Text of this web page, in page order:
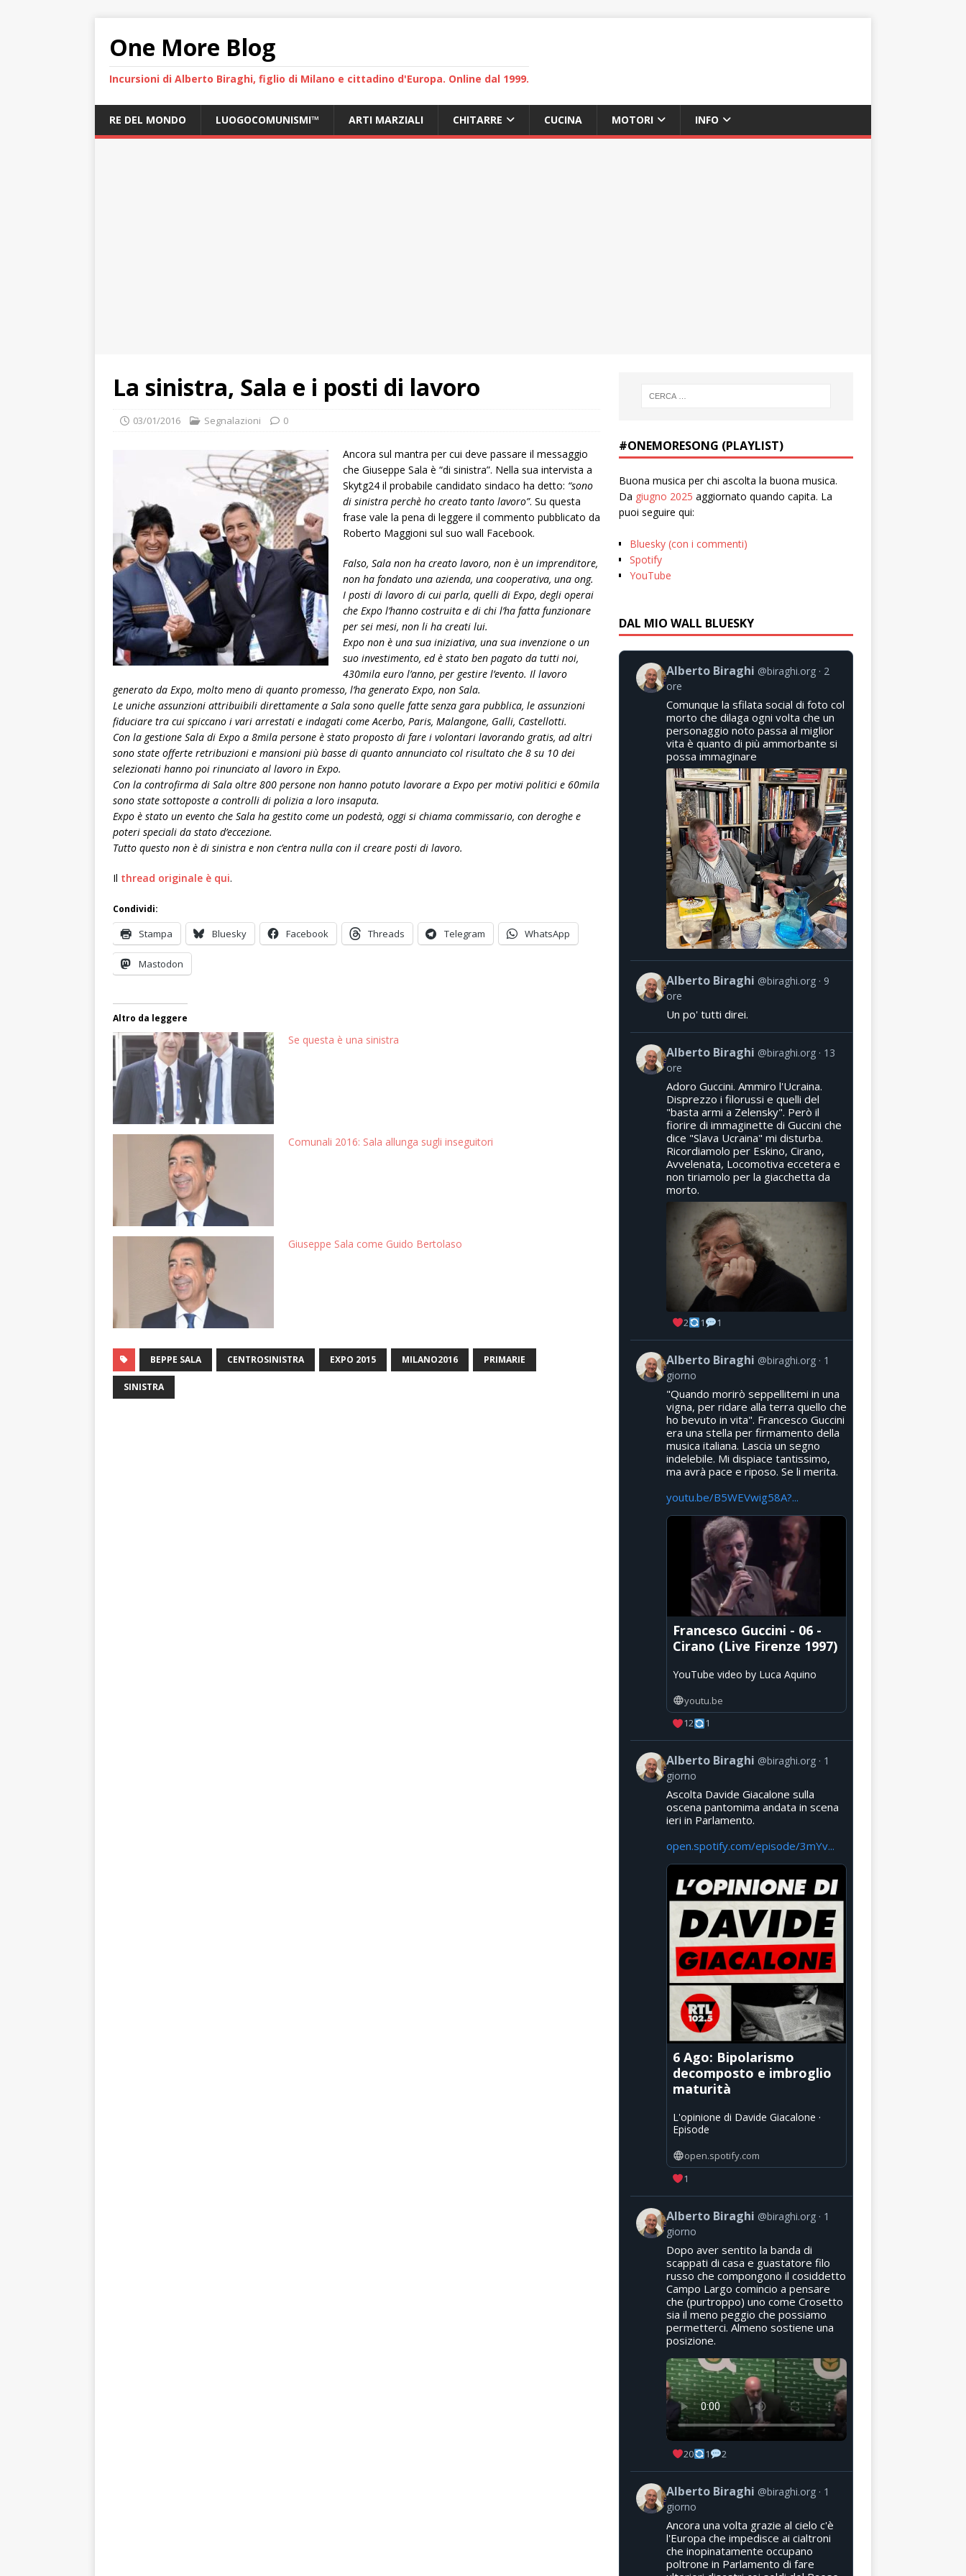
One More Blog
Incursioni di Alberto Biraghi, figlio di Milano e cittadino d'Europa. Online dal 1999.
RE DEL MONDO LUOGOCOMUNISMI™ ARTI MARZIALI CHITARRE CUCINA MOTORI INFO
La sinistra, Sala e i posti di lavoro
03/01/2016 Segnalazioni 0
Ancora sul mantra per cui deve passare il messaggio
che Giuseppe Sala è “di sinistra”. Nella sua intervista a
Skytg24 il probabile candidato sindaco ha detto: “sono
di sinistra perchè ho creato tanto lavoro”. Su questa
frase vale la pena di leggere il commento pubblicato da
Roberto Maggioni sul suo wall Facebook.
Falso, Sala non ha creato lavoro, non è un imprenditore,
non ha fondato una azienda, una cooperativa, una ong.
I posti di lavoro di cui parla, quelli di Expo, degli operai
che Expo l’hanno costruita e di chi l’ha fatta funzionare
per sei mesi, non li ha creati lui.
Expo non è una sua iniziativa, una sua invenzione o un
suo investimento, ed è stato ben pagato da tutti noi,
430mila euro l’anno, per gestire l’evento. Il lavoro
generato da Expo, molto meno di quanto promesso, l’ha generato Expo, non Sala.
Le uniche assunzioni attribuibili direttamente a Sala sono quelle fatte senza gara pubblica, le assunzioni
fiduciare tra cui spiccano i vari arrestati e indagati come Acerbo, Paris, Malangone, Galli, Castellotti.
Con la gestione Sala di Expo a 8mila persone è stato proposto di fare i volontari lavorando gratis, ad altri
sono state offerte retribuzioni e mansioni più basse di quanto annunciato col risultato che 8 su 10 dei
selezionati hanno poi rinunciato al lavoro in Expo.
Con la controfirma di Sala oltre 800 persone non hanno potuto lavorare a Expo per motivi politici e 60mila
sono state sottoposte a controlli di polizia a loro insaputa.
Expo è stato un evento che Sala ha gestito come un podestà, oggi si chiama commissario, con deroghe e
poteri speciali da stato d’eccezione.
Tutto questo non è di sinistra e non c’entra nulla con il creare posti di lavoro.
Il thread originale è qui.
Condividi:
Stampa Bluesky Facebook Threads Telegram WhatsApp
Mastodon
Altro da leggere
Se questa è una sinistra
Comunali 2016: Sala allunga sugli inseguitori
Giuseppe Sala come Guido Bertolaso
BEPPE SALA CENTROSINISTRA EXPO 2015 MILANO2016 PRIMARIE
SINISTRA
#ONEMORESONG (PLAYLIST)
Buona musica per chi ascolta la buona musica.
Da giugno 2025 aggiornato quando capita. La
puoi seguire qui:
Bluesky (con i commenti)
Spotify
YouTube
DAL MIO WALL BLUESKY
Alberto Biraghi @biraghi.org
2
ore
Comunque la sfilata social di foto col
morto che dilaga ogni volta che un
personaggio noto passa al miglior
vita è quanto di più ammorbante si
possa immaginare
Alberto Biraghi @biraghi.org
9
ore
Un po' tutti direi.
Alberto Biraghi @biraghi.org
13
ore
Adoro Guccini. Ammiro l'Ucraina.
Disprezzo i filorussi e quelli del
"basta armi a Zelensky". Però il
fiorire di immaginette di Guccini che
dice "Slava Ucraina" mi disturba.
Ricordiamolo per Eskino, Cirano,
Avvelenata, Locomotiva eccetera e
non tiriamolo per la giacchetta da
morto.
2 1 1
Alberto Biraghi @biraghi.org
1
giorno
"Quando morirò seppellitemi in una
vigna, per ridare alla terra quello che
ho bevuto in vita". Francesco Guccini
era una stella per firmamento della
musica italiana. Lascia un segno
indelebile. Mi dispiace tantissimo,
ma avrà pace e riposo. Se li merita.
youtu.be/B5WEVwig58A?...
Francesco Guccini - 06 -
Cirano (Live Firenze 1997)
YouTube video by Luca Aquino
youtu.be
12
1
Alberto Biraghi @biraghi.org
1
giorno
Ascolta Davide Giacalone sulla
oscena pantomima andata in scena
ieri in Parlamento.
open.spotify.com/episode/3mYv...
6 Ago: Bipolarismo
decomposto e imbroglio
maturità
L'opinione di Davide Giacalone ·
Episode
open.spotify.com
1
Alberto Biraghi @biraghi.org
1
giorno
Dopo aver sentito la banda di
scappati di casa e guastatore filo
russo che compongono il cosiddetto
Campo Largo comincio a pensare
che (purtroppo) uno come Crosetto
sia il meno peggio che possiamo
permetterci. Almeno sostiene una
posizione.
20 1 2
Alberto Biraghi @biraghi.org
1
giorno
Ancora una volta grazie al cielo c'è
l'Europa che impedisce ai cialtroni
che inopinatamente occupano
poltrone in Parlamento di fare